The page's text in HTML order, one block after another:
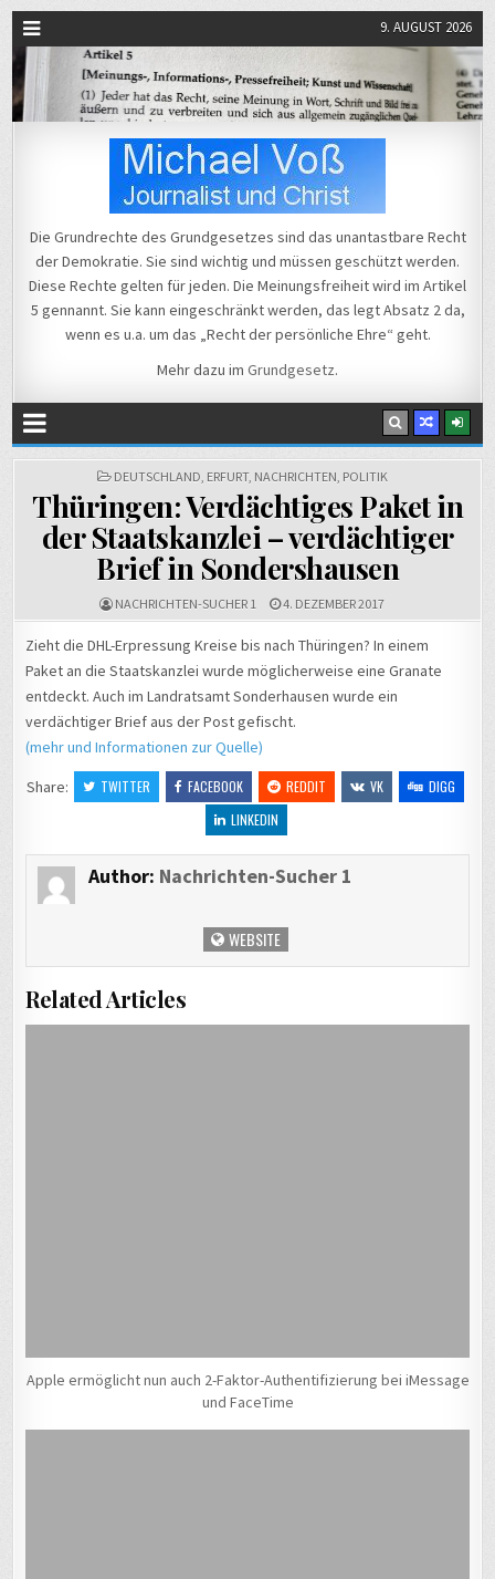
9. AUGUST 2026
Michael Voß
Die Grundrechte des Grundgesetzes sind das unantastbare Recht
der Demokratie. Sie sind wichtig und müssen geschützt werden.
Diese Rechte gelten für jeden. Die Meinungsfreiheit wird im Artikel
5 gennannt. Sie kann eingeschränkt werden, das legt Absatz 2 da,
wenn es u.a. um das „Recht der persönliche Ehre“ geht.
Mehr dazu im Grundgesetz.
POSTED
DEUTSCHLAND, ERFURT, NACHRICHTEN, POLITIK
Thüringen: Verdächtiges Paket in
der Staatskanzlei – verdächtiger
Brief in Sondershausen
NACHRICHTEN-SUCHER 1 4. DEZEMBER 2017
Zieht die DHL-Erpressung Kreise bis nach Thüringen? In einem
Paket an die Staatskanzlei wurde möglicherweise eine Granate
entdeckt. Auch im Landratsamt Sonderhausen wurde ein
verdächtiger Brief aus der Post gefischt.
(mehr und Informationen zur Quelle)
Share:
TWITTER FACEBOOK REDDIT VK
DIGG
LINKEDIN
Author: Nachrichten-Sucher 1
WEBSITE
Related Articles
Apple ermöglicht nun auch 2-Faktor-Authentifizierung bei iMessage
und FaceTime